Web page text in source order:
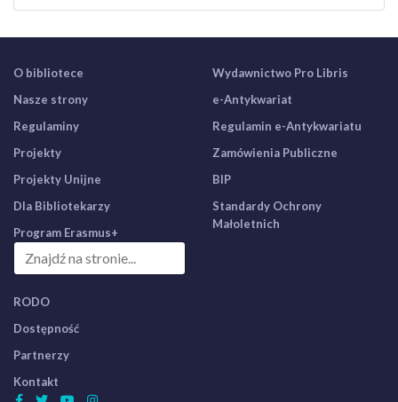
O bibliotece
Nasze strony
Regulaminy
Projekty
Projekty Unijne
Dla Bibliotekarzy
Program Erasmus+
Wydawnictwo Pro Libris
e-Antykwariat
Regulamin e-Antykwariatu
Zamówienia Publiczne
BIP
Standardy Ochrony
Małoletnich
RODO
Dostępność
Partnerzy
Kontakt